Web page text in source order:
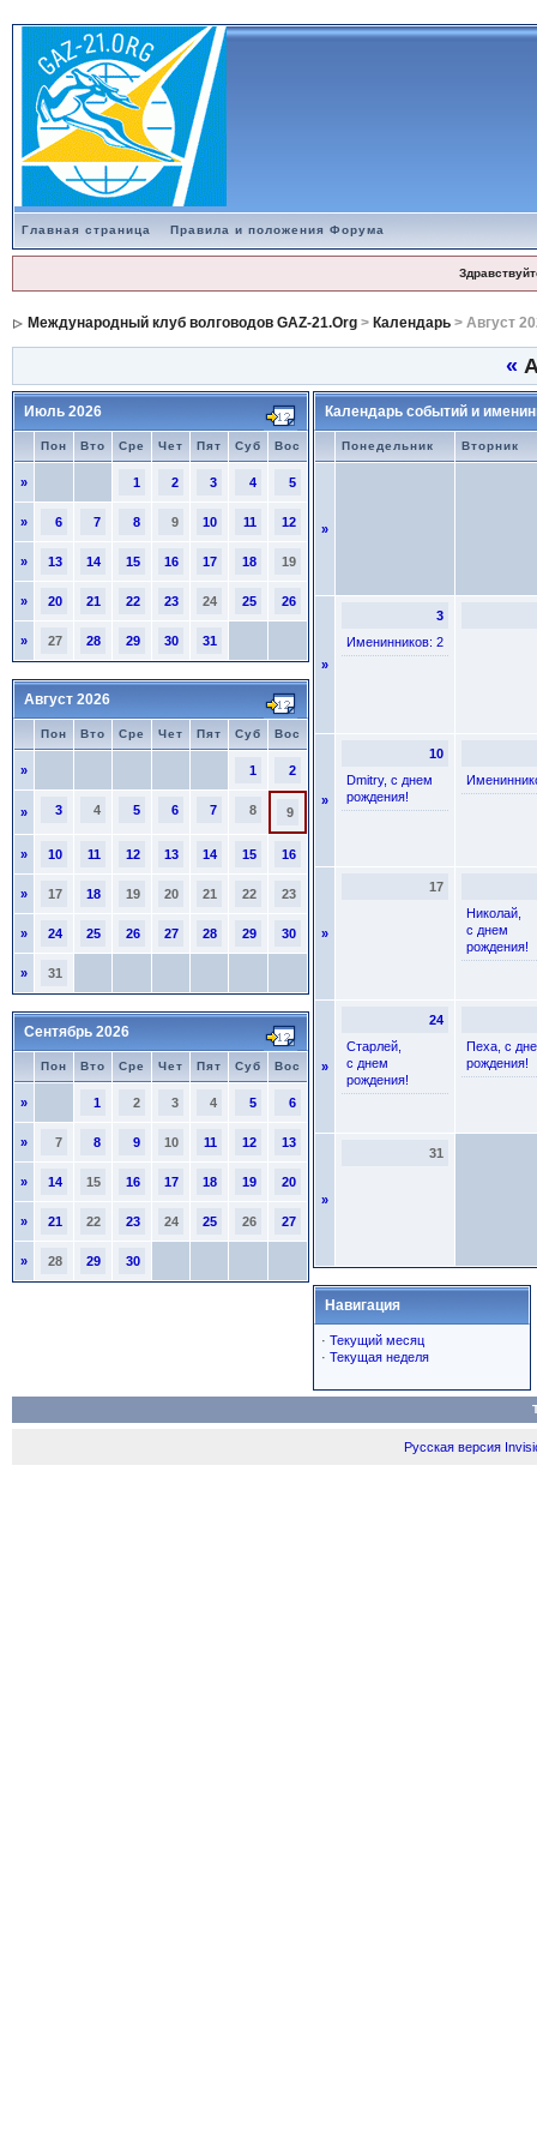
Главная страница Правила и положения Форума
Международный клуб волговодов GAZ-21.Org> Календарь> Август
«
Июль 2026
Пон Вто Сре Чет Пят Суб Вос
» 1 2 3 4 5
» 6 7 8 9 10 11 12
» 13 14 15 16 17 18 19
» 20 21 22 23 24 25 26
» 27 28 29 30 31
Август 2026
Пон Вто Сре Чет Пят Суб Вос
» 1 2
» 3 4 5 6 7 8 9
» 10 11 12 13 14 15 16
» 17 18 19 20 21 22 23
» 24 25 26 27 28 29 30
» 31
Сентябрь 2026
Пон Вто Сре Чет Пят Суб Вос
» 1 2 3 4 5 6
» 7 8 9 10 11 12 13
» 14 15 16 17 18 19 20
» 21 22 23 24 25 26 27
» 28 29 30
Календарь событий и
Понедельник Вторник
»
»
3
Именинников: 2
»
10
Dmitry, с днем
рождения!
»
17
Николай,
с днем
рождения!
»
24
Старлей,
с днем
рождения!
Пеха, с
рождения!
»
31
Навигация
· Текущий месяц
· Текущая неделя
Русская версия